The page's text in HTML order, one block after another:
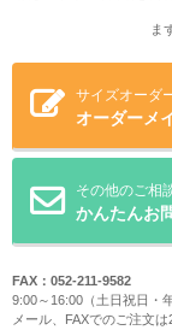
ま
サイズオーダ
オーダーメ
その他のご相
かんたんお
FAX：052-211-9582
9:00～16:00（土日祝日・
メール、FAXでのご注文